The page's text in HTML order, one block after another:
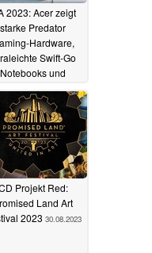
2023: Acer zeigt
starke Predator
Hardware,
Swift-Go
Notebooks und
Aspire Vero 15
30.08.2023
Projekt Red:
Land Art
2023 30.08.2023